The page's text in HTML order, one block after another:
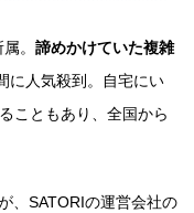
。 諦めかけていた複雑
に人気殺到。自宅にい
こともあり、全国から
、SATORIの運営会社の